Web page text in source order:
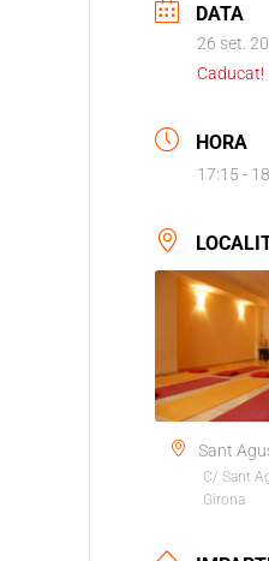
DATA
26 set.
Caducat!
HORA
17:15 -
Sant
C/ Sant
Girona